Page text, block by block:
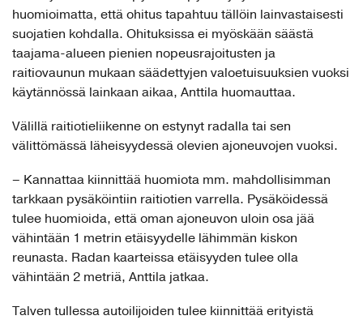
huomioimatta, että ohitus tapahtuu tällöin lainvastaisesti
suojatien kohdalla. Ohituksissa ei myöskään säästä
taajama-alueen pienien nopeusrajoitusten ja
raitiovaunun mukaan säädettyjen valoetuisuuksien vuoksi
käytännössä lainkaan aikaa, Anttila huomauttaa.
Välillä raitiotieliikenne on estynyt radalla tai sen
välittömässä läheisyydessä olevien ajoneuvojen vuoksi.
– Kannattaa kiinnittää huomiota mm. mahdollisimman
tarkkaan pysäköintiin raitiotien varrella. Pysäköidessä
tulee huomioida, että oman ajoneuvon uloin osa jää
vähintään 1 metrin etäisyydelle lähimmän kiskon
reunasta. Radan kaarteissa etäisyyden tulee olla
vähintään 2 metriä, Anttila jatkaa.
Talven tullessa autoilijoiden tulee kiinnittää erityistä